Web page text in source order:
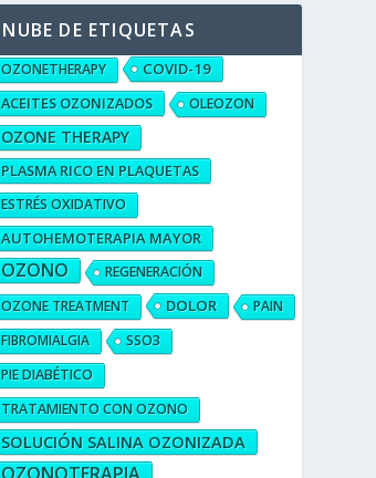
NUBE DE ETIQUETAS
OZONETHERAPY
COVID-19
ACEITES OZONIZADOS
OLEOZON
OZONE THERAPY
PLASMA RICO EN PLAQUETAS
ESTRÉS OXIDATIVO
AUTOHEMOTERAPIA MAYOR
OZONO
REGENERACIÓN
OZONE TREATMENT
DOLOR
PAIN
FIBROMIALGIA
SSO3
PIE DIABÉTICO
TRATAMIENTO CON OZONO
SOLUCIÓN SALINA OZONIZADA